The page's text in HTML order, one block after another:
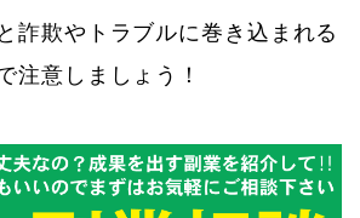
詐欺やトラブルに巻き込まれる
注意しましょう！